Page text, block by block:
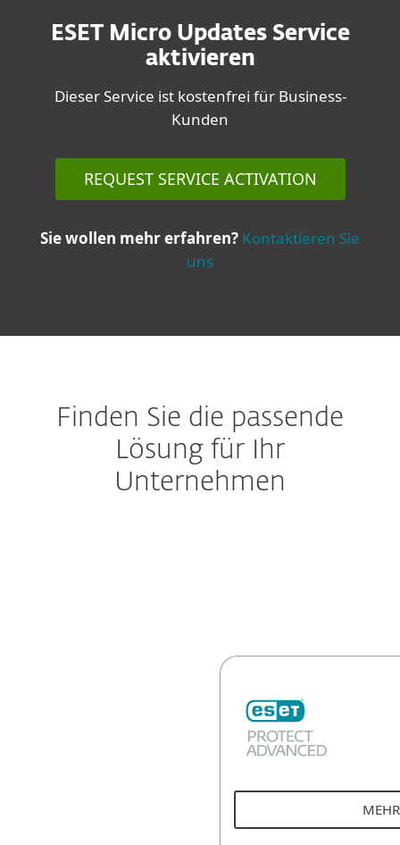
ESET Micro Updates Service
aktivieren
Dieser Service ist kostenfrei für Business-
Kunden
REQUEST SERVICE ACTIVATION
Sie wollen mehr erfahren? Kontaktieren Sie
uns
Finden Sie die passende
Lösung für Ihr
Unternehmen